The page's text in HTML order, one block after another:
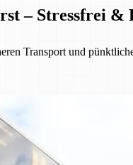
– Stressfrei &
Transport und